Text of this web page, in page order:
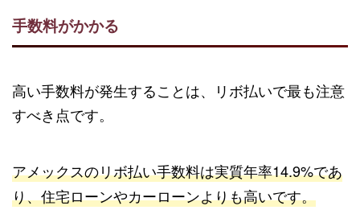
手数料がかかる
高い手数料が発生することは、リボ払いで最も注意
すべき点です。
アメックスのリボ払い手数料は実質年率14.9%であ
り、住宅ローンやカーローンよりも高いです。